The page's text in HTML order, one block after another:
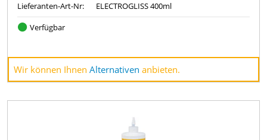
Lieferanten-Art-Nr:
ELECTROGLISS 400ml
Verfügbar
Wir können Ihnen Alternativen anbieten.